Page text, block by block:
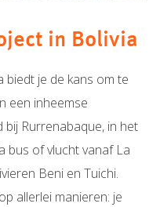
in Bolivia
biedt je de kans om te
een inheemse
Rurrenabaque, in het
bus of vlucht vanaf La
Beni en Tuichi.
allerlei manieren: je